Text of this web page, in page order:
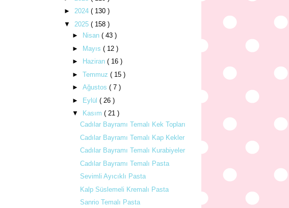
► 2024 ( 130 )
▼ 2025 ( 158 )
►
Nisan ( 43 )
► Mayıs ( 12 )
►
Haziran ( 16 )
► Temmuz ( 15 )
► Ağustos ( 7 )
► Eylül ( 26 )
▼
Kasım ( 21 )
Cadılar Bayramı Temalı Kek Topları
Cadılar Bayramı Temalı Kap Kekler
Cadılar Bayramı Temalı Kurabiyeler
Cadılar Bayramı Temalı Pasta
Sevimli Ayıcıklı Pasta
Kalp Süslemeli Kremalı Pasta
Sanrio Temalı Pasta